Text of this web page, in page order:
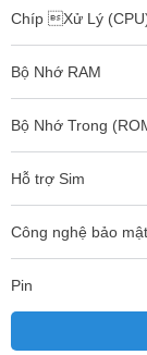
Chíp Xử Lý
Bộ Nhớ RAM
Bộ Nhớ Trong
Hỗ trợ Sim
Công nghệ bảo mật
Pin